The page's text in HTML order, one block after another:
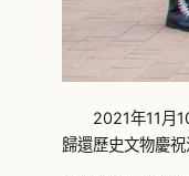
2021年11月10
歸還歷史文物慶祝